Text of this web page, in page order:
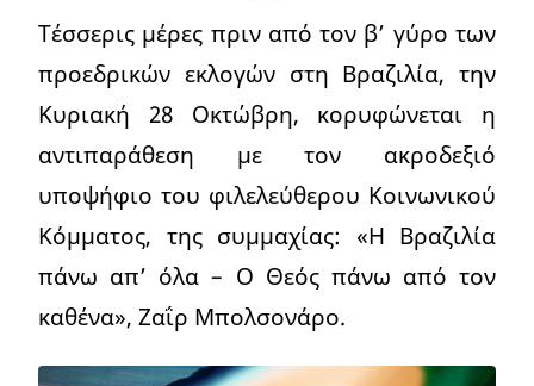
Τέσσερις μέρες πριν από τον β’ γύρο των
προεδρικών εκλογών στη Βραζιλία, την
Κυριακή 28 Οκτώβρη, κορυφώνεται η
αντιπαράθεση με τον ακροδεξιό
υποψήφιο του φιλελεύθερου Κοινωνικού
Κόμματος, της συμμαχίας: «Η Βραζιλία
πάνω απ’ όλα – Ο Θεός πάνω από τον
καθένα», Ζαΐρ Μπολσονάρο.